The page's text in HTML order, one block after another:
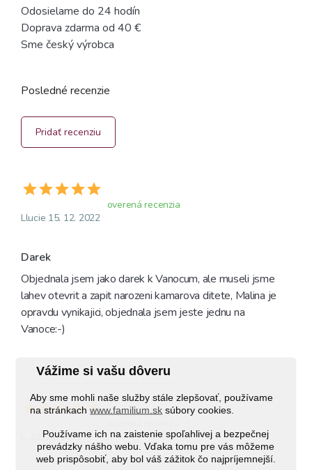
Vážime si vašu dôveru
Aby sme mohli naše služby stále zlepšovať, používame
na stránkachwww.familium.sk súbory cookies.
Používame ich na zaistenie spoľahlivej a bezpečnej
prevádzky nášho webu. Vďaka tomu pre vás môžeme
web prispôsobiť, aby bol váš zážitok čo najpríjemnejší.
Odosielame do 24 hodín
Doprava zdarma od 40 €
Sme český výrobca
Posledné recenzie
Pridať recenziu
overená recenzia
Llucie 15. 12. 2022
Darek
Objednala jsem jako darek k Vanocum, ale museli jsme
lahev otevrit a zapit narozeni kamarova ditete, Malina je
opravdu vynikajici, objednala jsem jeste jednu na
Vanoce:-)
L. 22. 11. 2022